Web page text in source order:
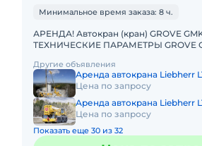
Минимальное время заказа: 8 ч.
АРЕНДА! Автокран (кран) GROVE
ТЕХНИЧЕСКИЕ ПАРАМЕТРЫ GROVE
м Макс. высота подъёма
Другие объявления
Аренда автокрана Liebherr
Цена по запросу
Аренда автокрана Liebherr
Цена по запросу
Показать еще 30 из 32